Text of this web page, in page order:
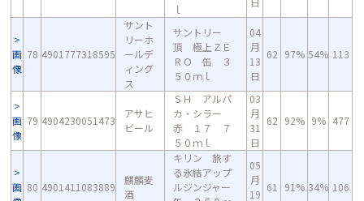
ｌ
画
像
78 4901777318595
サント
リーホ
ールデ
ィング
ス
サントリー
頂 極上ＺＥ
ＲＯ 缶 ３
５０ｍｌ
04
月
13
日
62 97% 54% 113
画
像
79 4904230051473
アサヒ
ビール
ＳＨ アルパ
カ・シラー
赤 １７ ７
５０ｍｌ
03
月
31
日
62 92% 9% 477
画 80 4901411083889
麒麟麦
酒
キリン 旅す
る氷結アップ
ルジンジャー
05
月
19
61 91% 34% 106